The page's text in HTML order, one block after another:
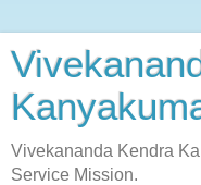
Vivekananda Kendra
Service Mission.